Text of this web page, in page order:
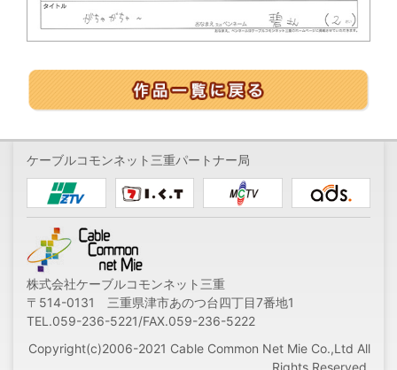
ケーブルコモンネット三重パートナー局
株式会社ケーブルコモンネット三重
〒514-0131 三重県津市あのつ台四丁目7番地1
TEL.059-236-5221/FAX.059-236-5222
Copyright(c)2006-2021 Cable Common Net Mie Co.,Ltd All